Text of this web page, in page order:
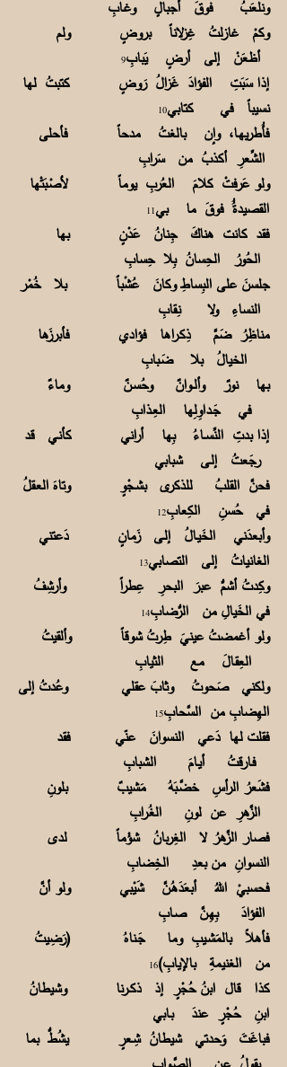
ونلعَبُ فوقَ أجبالٍ وغـابِ
وكمْ غازلتُ غِزلاناً بروضٍ ولم
أظعَنْ إلى أرضٍ يَبابِ9
إذا سَبَتِ الفؤادَ غَزالُ رَوضٍ كتبتُ لها
نسيباً في كتابي10
فأُطريهـا، وإن بالغتُ مدحاً فأحلى
الشِّعرِ أكذبُ من سَرابِ
ولو عَرفتْ كلامَ العُربِ يوماً لأصْـبَتْها
القصيدةُُ فوقَ ما بي11
فقد كانت هناكَ جِنانُ عَدْنٍ بها
الحُورُ الحِسانُ بِلا حِسابِ
جلسنَ على البِساطِ وكانَ عُشْباً بلا خُمْر
النساءِ ولا نِـقابِ
مناظِرُ ضَمَّ ذِكـراها فؤادي فأبرزَها
الخيالُ بلا ضَـبابِ
بها نورٌ وألــوانٌ وحُسـنٌ وماءٌ
في جَـداوِلِها العِـذابِ
إذا بدتِ النِّســاءُ بِها أراني كأنـي قد
رجَعتُ إلـى شبابي
فحنَّ القلبُ للذكرى بشـجْوٍ وتاهَ العـقلُ
في حُسنِ الكِعابِ12
وأبعدَني الخَيـالُ إلـى زَمانٍ دَعتني
الغانياتُ إلى التصابي13
وكِدتُ أشمُّ عبرَ البحرِ عِطراً وأرشِفُ
في الخَيالِ من الرُّضابِ14
ولو أغمضتُ عينيَ طِرتُ شوقاً وألقيتُ
العِقـالَ مع الثيابِ
ولكني صَحوتُ وثابَ عقلي وعُدتُ إلى
الهِضابِ من السَّحابِ15
فقلت لها دَعي النسوانَ عنّي فقد
فـارقتُ أيـامَ الشبابِ
فشَعرُ الرأسِ خضَّـبَهُ مَشيبٌ بلونِ
الزَّهرِ عن لونِ الغُـرابِ
فصار الزَّهرُ لا الغِربانُ شؤْماً لدى
النسوانِ من بعدِ الخِضابِ
فحسبيْ اللهُ أبعَدَهُـنَّ شَيْبي ولو أنَّ
الفؤادَ بِهِـنَّ صـابِ
فأهلاً بالمَشـيبِ وما جَـناهُ (رَضِيتُ
من الغنيمةِ بالإيابِ)16
كذا قال ابنُ حُجْرٍ إذ ذكــرنا وشيطانُ
ابنِ حُجْرٍ عندَ بـابي
فباغَتَ وَحدتي شيطانُ شِـعرٍ يشُطُّ بما